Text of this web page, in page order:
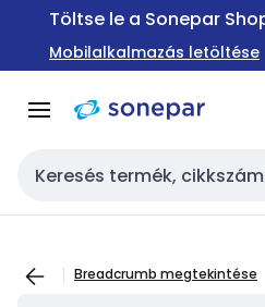
Ugrás a
Ugrás a
tartalomra
Töltse le a Sonepar
Mobilalkalmazás letöltése
Keresési bemenet
Breadcrumb megtekintése